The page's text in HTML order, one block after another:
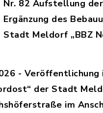
Nr. 82 Aufstellung
Ergänzung des
Stadt Meldorf „BBZ
- Veröffentlichung
der Stadt
im